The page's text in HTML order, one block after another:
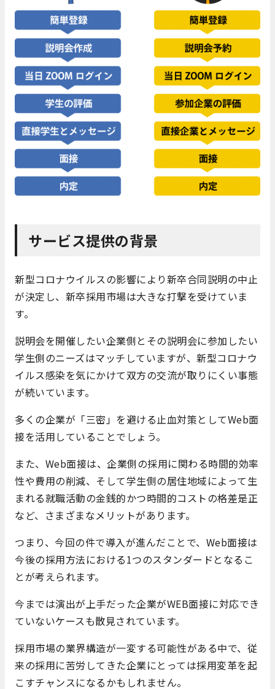
サービス提供の背景
新型コロナウイルスの影響により新卒合同説明の中止
が決定し、新卒採用市場は大きな打撃を受けていま
す。
説明会を開催したい企業側とその説明会に参加したい
学生側のニーズはマッチしていますが、新型コロナウ
イルス感染を気にかけて双方の交流が取りにくい事態
が続いています。
多くの企業が「三密」を避ける止血対策としてWeb面
接を活用していることでしょう。
また、Web面接は、企業側の採用に関わる時間的効率
性や費用の削減、そして学生側の居住地域によって生
まれる就職活動の金銭的かつ時間的コストの格差是正
など、さまざまなメリットがあります。
つまり、今回の件で導入が進んだことで、Web面接は
今後の採用方法における1つのスタンダードとなるこ
とが考えられます。
今までは演出が上手だった企業がWEB面接に対応でき
ていないケースも散見されています。
採用市場の業界構造が一変する可能性がある中で、従
来の採用に苦労してきた企業にとっては採用変革を起
こすチャンスになるかもしれません。